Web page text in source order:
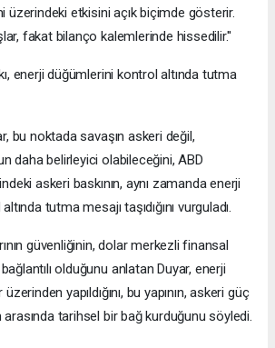
üzerindeki etkisini açık biçimde gösterir.
fakat bilanço kalemlerinde hissedilir.''
enerji düğümlerini kontrol altında tutma
bu noktada savaşın askeri değil,
daha belirleyici olabileceğini, ABD
askeri baskının, aynı zamanda enerji
tutma mesajı taşıdığını vurguladı.
güvenliğinin, dolar merkezli finansal
olduğunu anlatan Duyar, enerji
yapıldığını, bu yapının, askeri güç
tarihsel bir bağ kurduğunu söyledi.